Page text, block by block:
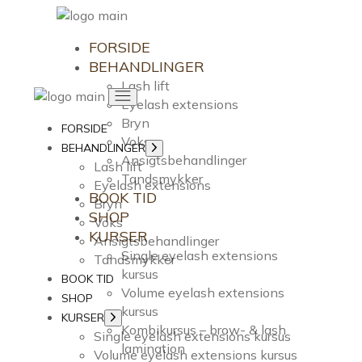
FORSIDE
BEHANDLINGER
Lash lift
Eyelash extensions
Bryn
Voks
Ansigtsbehandlinger
Tandsmykker
BOOK TID
SHOP
KURSER
Single eyelash extensions
kursus
Volume eyelash extensions
kursus
Kombikursus – brow- & lash
lamination
FORSIDE
BEHANDLINGER Vis
undermenu
Lash lift
Eyelash extensions
Bryn
Voks
Ansigtsbehandlinger
Tandsmykker
BOOK TID
SHOP
KURSER Vis
undermenu
Single eyelash extensions kursus
Volume eyelash extensions kursus